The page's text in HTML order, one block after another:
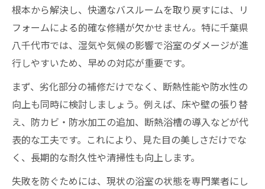
根本から解決し、快適なバスルームを取り戻すには、リ
フォームによる的確な修繕が欠かせません。特に千葉県
八千代市では、湿気や気候の影響で浴室のダメージが進
行しやすいため、早めの対応が重要です。
まず、劣化部分の補修だけでなく、断熱性能や防水性の
向上も同時に検討しましょう。例えば、床や壁の張り替
え、防カビ・防水加工の追加、断熱浴槽の導入などが代
表的な工夫です。これにより、見た目の美しさだけでな
く、長期的な耐久性や清掃性も向上します。
失敗を防ぐためには、現状の浴室の状態を専門業者にし